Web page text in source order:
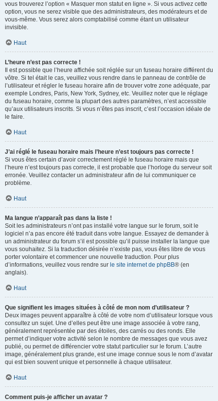
vous trouverez l’option « Masquer mon statut en ligne ». Si vous activez cette
option, vous ne serez visible que des administrateurs, des modérateurs et de
vous-même. Vous serez alors comptabilisé comme étant un utilisateur
invisible.
Haut
L’heure n’est pas correcte !
Il est possible que l’heure affichée soit réglée sur un fuseau horaire différent du
vôtre. Si tel était le cas, veuillez vous rendre dans le panneau de contrôle de
l’utilisateur et régler le fuseau horaire afin de trouver votre zone adéquate, par
exemple Londres, Paris, New York, Sydney, etc. Veuillez noter que le réglage
du fuseau horaire, comme la plupart des autres paramètres, n’est accessible
qu’aux utilisateurs inscrits. Si vous n’êtes pas inscrit, c’est l’occasion idéale de
le faire.
Haut
J’ai réglé le fuseau horaire mais l’heure n’est toujours pas correcte !
Si vous êtes certain d’avoir correctement réglé le fuseau horaire mais que
l’heure n’est toujours pas correcte, il est probable que l’horloge du serveur soit
erronée. Veuillez contacter un administrateur afin de lui communiquer ce
problème.
Haut
Ma langue n’apparaît pas dans la liste !
Soit les administrateurs n’ont pas installé votre langue sur le forum, soit le
logiciel n’a pas encore été traduit dans votre langue. Essayez de demander à
un administrateur du forum s’il est possible qu’il puisse installer la langue que
vous souhaitez. Si la traduction désirée n’existe pas, vous êtes libre de vous
porter volontaire et commencer une nouvelle traduction. Pour plus
d’informations, veuillez vous rendre sur le site internet de phpBB® (en
anglais).
Haut
Que signifient les images situées à côté de mon nom d’utilisateur ?
Deux images peuvent apparaître à côté de votre nom d’utilisateur lorsque vous
consultez un sujet. Une d’elles peut être une image associée à votre rang,
généralement représentée par des étoiles, des carrés ou des ronds. Elle
permet d’indiquer votre activité selon le nombre de messages que vous avez
publié, ou permet de différencier votre statut particulier sur le forum. L’autre
image, généralement plus grande, est une image connue sous le nom d’avatar
qui est bien souvent unique et personnelle à chaque utilisateur.
Haut
Comment puis-je afficher un avatar ?